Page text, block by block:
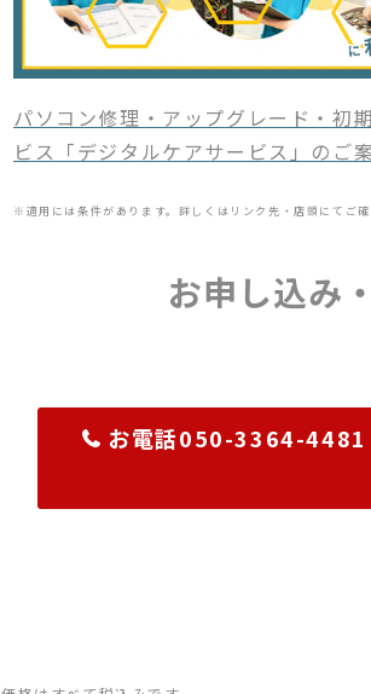
パソコン修理・アップグレード・
ビス「デジタルケアサービス」のご
※適用には条件があります。詳しくはリンク先・店頭にてご
お申し込み
お電話050-3364-4481